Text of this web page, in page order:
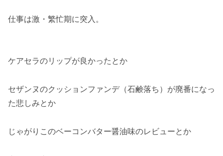
仕事は激・繁忙期に突入。
ケアセラのリップが良かったとか
セザンヌのクッションファンデ（石鹸落ち）が廃番になっ
た悲しみとか
じゃがりこのベーコンバター醤油味のレビューとか